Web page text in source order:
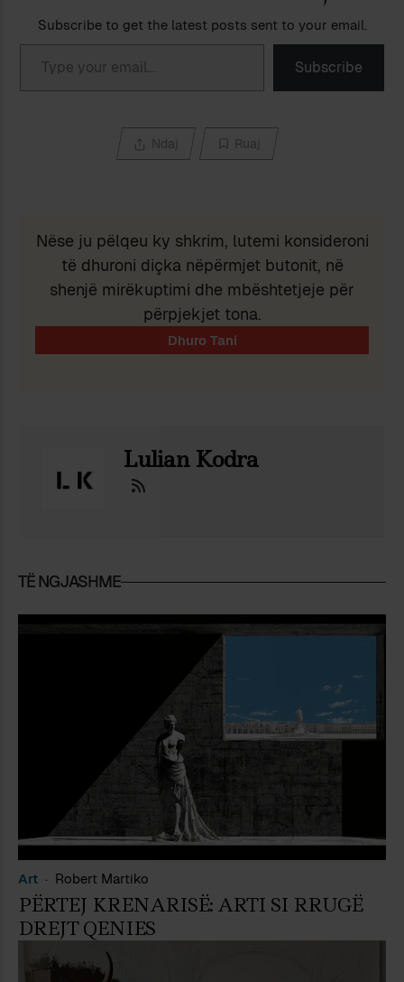
Subscribe to get the latest posts sent to your email.
Type your email…
Subscribe
Ndaj Ruaj
Nëse ju pëlqeu ky shkrim, lutemi konsideroni
të dhuroni diçka nëpërmjet butonit, në
shenjë mirëkuptimi dhe mbështetjeje për
përpjekjet tona.
Lulian Kodra
TË NGJASHME
Art Robert Martiko
PËRTEJ KRENARISË: ARTI SI RRUGË
DREJT QENIES